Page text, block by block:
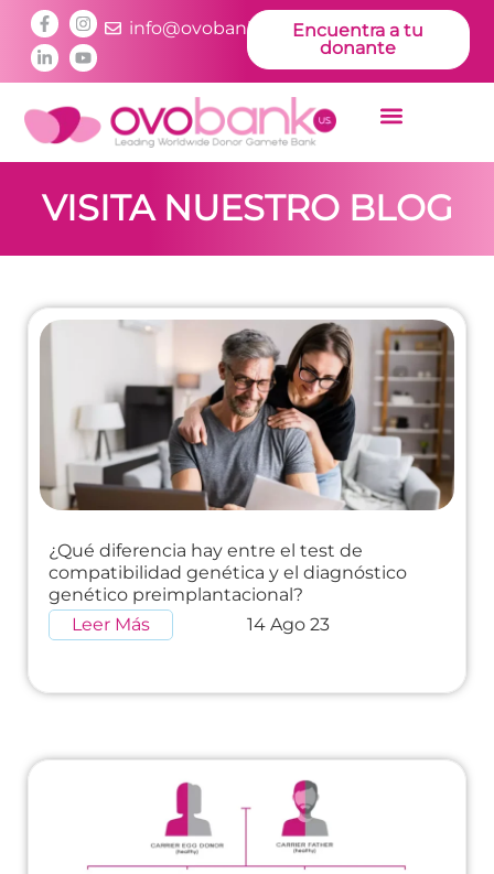
info@ovobankus.comEncuentra a tu
donante
VISITA NUESTRO BLOG
¿Qué diferencia hay entre el test de
compatibilidad genética y el diagnóstico
genético preimplantacional?
Leer Más
14 Ago 23